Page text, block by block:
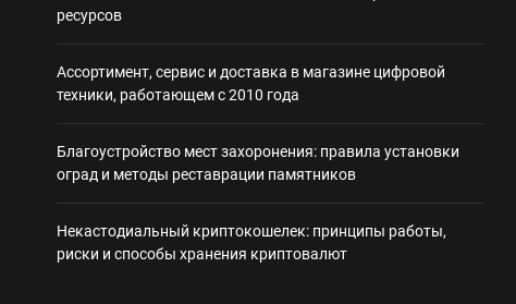
ресурсов
Ассортимент, сервис и доставка в магазине цифровой
техники, работающем с 2010 года
Благоустройство мест захоронения: правила установки
оград и методы реставрации памятников
Некастодиальный криптокошелек: принципы работы,
риски и способы хранения криптовалют